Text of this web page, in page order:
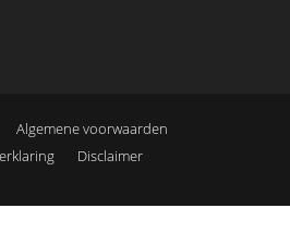
Algemene voorwaarden
Disclaimer